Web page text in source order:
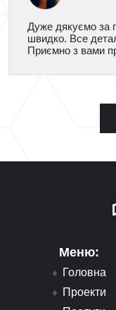
Дуже дякуємо за
швидко. Все
Приємно з вами
Меню:
Головна
Проекти